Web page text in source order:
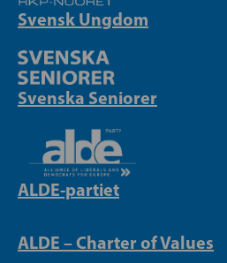
Svensk Ungdom
Svenska Seniorer
ALDE-partiet
ALDE – Charter of Values